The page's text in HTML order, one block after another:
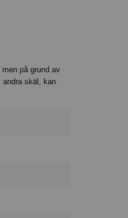
på grund av
andra skäl, kan